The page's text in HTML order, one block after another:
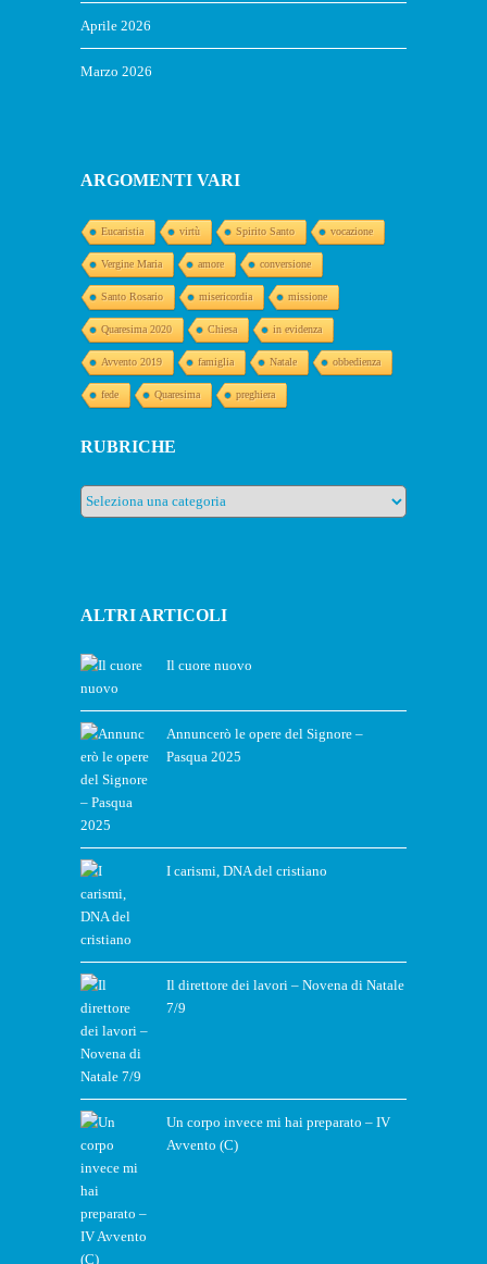
Aprile 2026
Marzo 2026
ARGOMENTI VARI
Eucaristia virtù Spirito Santo vocazione
Vergine Maria amore conversione
Santo Rosario misericordia missione
Quaresima 2020 Chiesa in evidenza
Avvento 2019 famiglia Natale obbedienza
fede Quaresima preghiera
RUBRICHE
Rubriche
ALTRI ARTICOLI
Il cuore nuovo
Annuncerò le opere del Signore –
Pasqua 2025
I carismi, DNA del cristiano
Il direttore dei lavori – Novena di Natale
7/9
Un corpo invece mi hai preparato – IV
Avvento (C)